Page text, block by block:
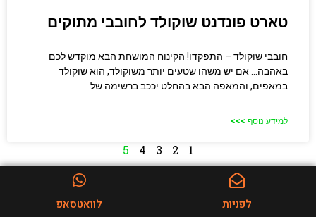
טארט פונדנט שוקולד לחובבי מתוקים
חובבי שוקולד – התפקדו! הקינוח המושחת הבא מוקדש לכם
באהבה… אם יש משהו שטעים יותר משוקולד, הוא שוקולד
במאפים, והמאפה הבא בהחלט יככב ברשימה של
למידע נוסף >>>
1
2
3
4
5
לפניות לוואטסאפ